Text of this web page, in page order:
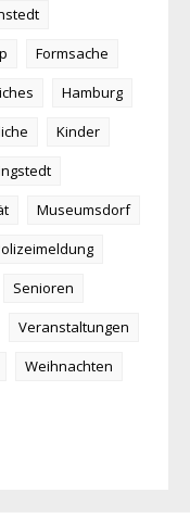
Formsache
Hamburg
Kinder
Museumsdorf
Senioren
Veranstaltungen
Weihnachten